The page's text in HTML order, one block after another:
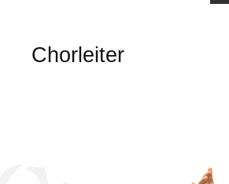
Chorleiter